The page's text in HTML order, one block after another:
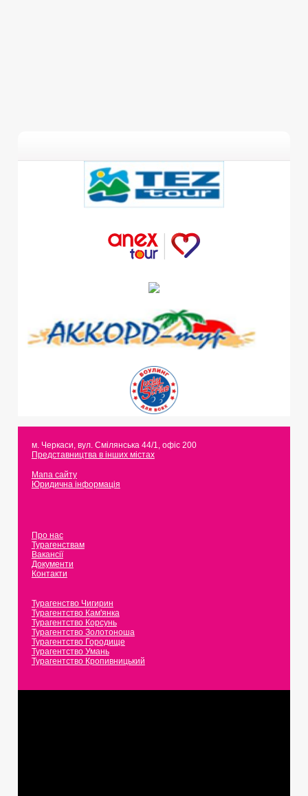
м. Черкаси вул. Смілянська 44/1, офіс 200
Представництва в інших містах
Мапа сайту
Юридична інформація
Про нас
Турагенствам
Вакансії
Документи
Контакти
Турагенство Чигирин
Турагентство Кам'янка
Турагентство Корсунь
Турагентство Золотоноша
Турагентство Городище
Турагентство Умань
Турагентство Кропивницький